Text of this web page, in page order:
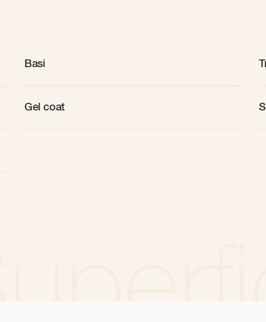
Basi
Gel coat